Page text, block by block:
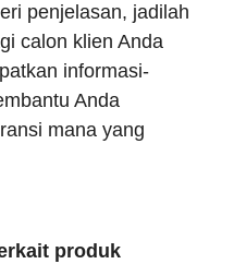
penjelasan, jadilah
calon klien Anda
informasi-
Anda
mana yang
produk